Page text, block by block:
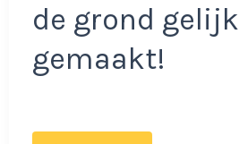
de grond gelijk
gemaakt!